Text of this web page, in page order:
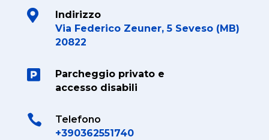

Indirizzo
Via Federico Zeuner, 5 Seveso (MB)
20822

Parcheggio privato e
accesso disabili

Telefono
+390362551740